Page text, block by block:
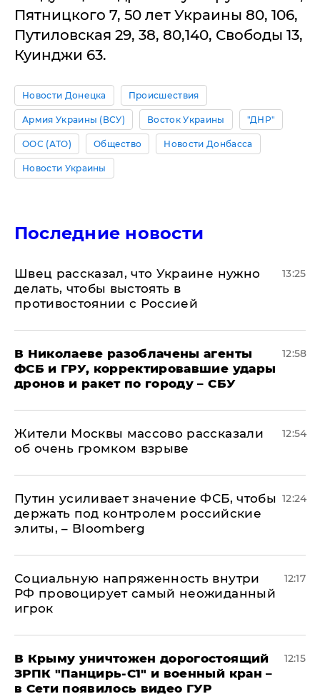
Пятницкого 7, 50 лет Украины 80, 106,
Путиловская 29, 38, 80,140, Свободы 13,
Куинджи 63.
Новости Донецка Происшествия
Армия Украины (ВСУ) Восток Украины "ДНР"
ООС (АТО) Общество Новости Донбасса
Новости Украины
Последние новости
Швец рассказал, что Украине нужно
делать, чтобы выстоять в
противостоянии с Россией
13:25
В Николаеве разоблачены агенты
ФСБ и ГРУ, корректировавшие удары
дронов и ракет по городу – СБУ
12:58
Жители Москвы массово рассказали
об очень громком взрыве
12:54
Путин усиливает значение ФСБ, чтобы
держать под контролем российские
элиты, – Bloomberg
12:24
Социальную напряженность внутри
РФ провоцирует самый неожиданный
игрок
12:17
В Крыму уничтожен дорогостоящий
ЗРПК "Панцирь-С1" и военный кран –
в Сети появилось видео ГУР
12:15